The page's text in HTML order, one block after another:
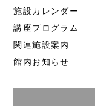
施設カレンダー
講座プログラム
関連施設案内
館内お知らせ